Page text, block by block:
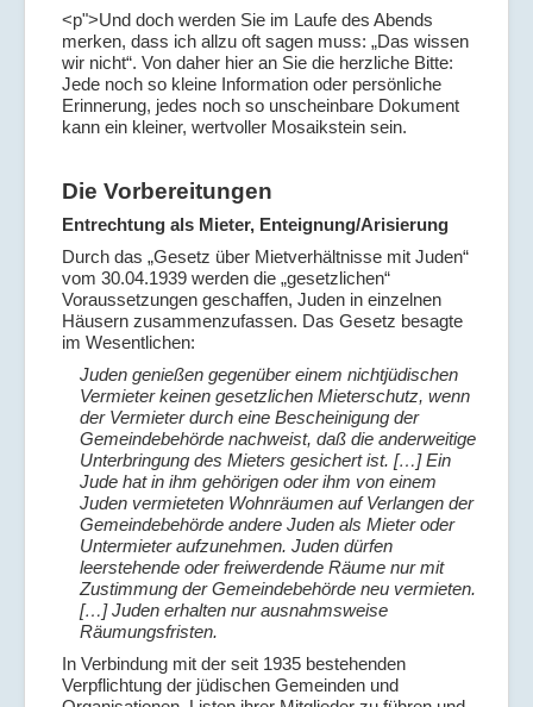
<p">Und doch werden Sie im Laufe des Abends
merken, dass ich allzu oft sagen muss: „Das wissen
wir nicht“. Von daher hier an Sie die herzliche Bitte:
Jede noch so kleine Information oder persönliche
Erinnerung, jedes noch so unscheinbare Dokument
kann ein kleiner, wertvoller Mosaikstein sein.
Die Vorbereitungen
Entrechtung als Mieter, Enteignung/Arisierung
Durch das „Gesetz über Mietverhältnisse mit Juden“
vom 30.04.1939 werden die „gesetzlichen“
Voraussetzungen geschaffen, Juden in einzelnen
Häusern zusammenzufassen. Das Gesetz besagte
im Wesentlichen:
Juden genießen gegenüber einem nichtjüdischen
Vermieter keinen gesetzlichen Mieterschutz, wenn
der Vermieter durch eine Bescheinigung der
Gemeindebehörde nachweist, daß die anderweitige
Unterbringung des Mieters gesichert ist. […] Ein
Jude hat in ihm gehörigen oder ihm von einem
Juden vermieteten Wohnräumen auf Verlangen der
Gemeindebehörde andere Juden als Mieter oder
Untermieter aufzunehmen. Juden dürfen
leerstehende oder freiwerdende Räume nur mit
Zustimmung der Gemeindebehörde neu vermieten.
[…] Juden erhalten nur ausnahmsweise
Räumungsfristen.
In Verbindung mit der seit 1935 bestehenden
Verpflichtung der jüdischen Gemeinden und